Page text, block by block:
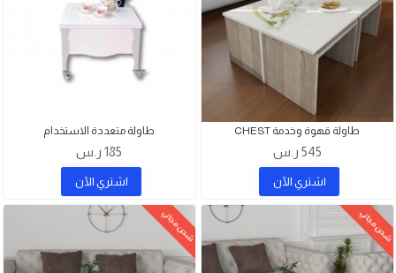
طاولة قهوة وخدمة CHEST
545 ر.س
اشتري اﻵن
طاولة متعددة الاستخدام
185 ر.س
اشتري اﻵن
شحن مجاني شحن مجاني